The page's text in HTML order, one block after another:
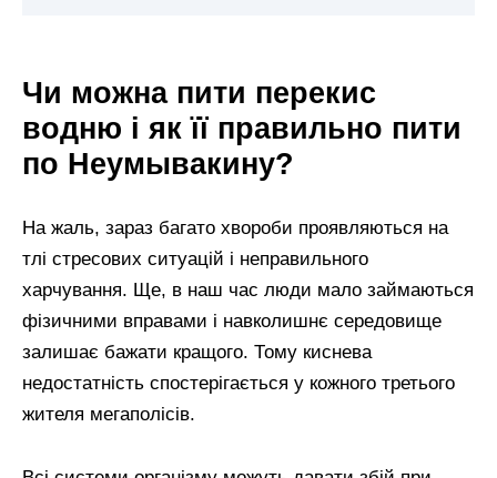
Чи можна пити перекис
водню і як її правильно пити
по Неумывакину?
На жаль, зараз багато хвороби проявляються на
тлі стресових ситуацій і неправильного
харчування. Ще, в наш час люди мало займаються
фізичними вправами і навколишнє середовище
залишає бажати кращого. Тому киснева
недостатність спостерігається у кожного третього
жителя мегаполісів.